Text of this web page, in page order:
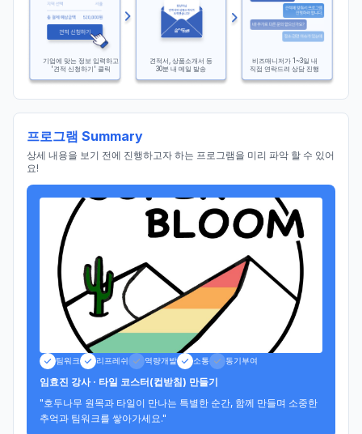
기업에 맞는 정보 입력하고
'견적 신청하기' 클릭
견적서, 상품소개서 등
30분 내 메일 발송
비즈매니저가 1~3일 내
직접 연락드려 상담 진행
프로그램 Summary
상세 내용을 보기 전에 진행하고자 하는 프로그램을 미리 파악 할 수 있어
요!
팀워크 리프레쉬 역량개발 소통 동기부여
임효진 강사 · 타일 코스터(컵받침) 만들기
"호두나무 원목과 타일이 만나는 특별한 순간, 함께 만들며 소중한
추억과 팀워크를 쌓아가세요."